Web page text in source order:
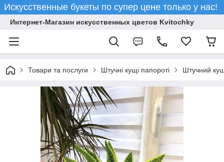
Искусственные букеты по супер цене только у нас!
Интернет-Магазин искусственных цветов Kvitochky
Товари та послуги Штучні кущі папороті Штучний